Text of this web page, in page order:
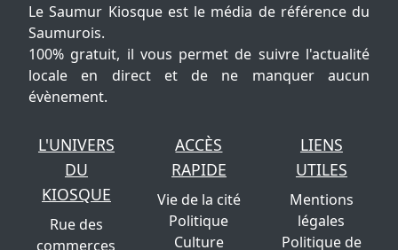
Le Saumur Kiosque est le média de référence du
Saumurois.
100% gratuit, il vous permet de suivre l'actualité
locale en direct et de ne manquer aucun
évènement.
L'UNIVERS
DU
KIOSQUE
Rue des
commerces
ACCÈS
RAPIDE
Vie de la cité
Politique
Culture
LIENS
UTILES
Mentions
légales
Politique de